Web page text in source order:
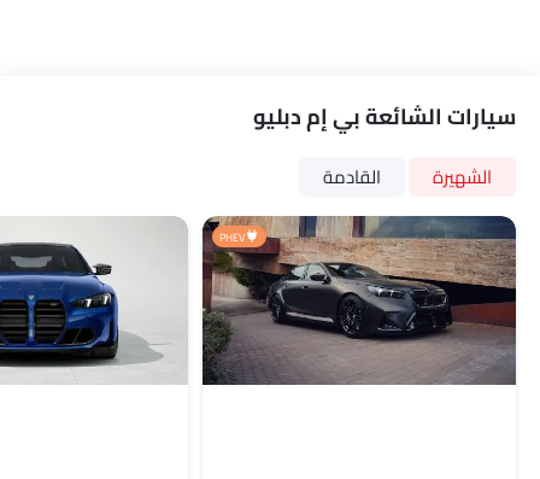
سيارات الشائعة بي إم دبليو
الشهيرة القادمة
PHEV